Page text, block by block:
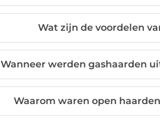
Wat zijn de voordelen
Wanneer werden gashaarden
Waarom waren open